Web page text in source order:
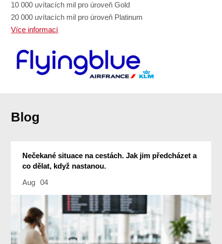
10 000 uvítacích mil pro úroveň Gold
20 000 uvítacích mil pro úroveň Platinum
Více informací
Blog
Nečekané situace na cestách. Jak jim předcházet a
co dělat, když nastanou.
Aug
04